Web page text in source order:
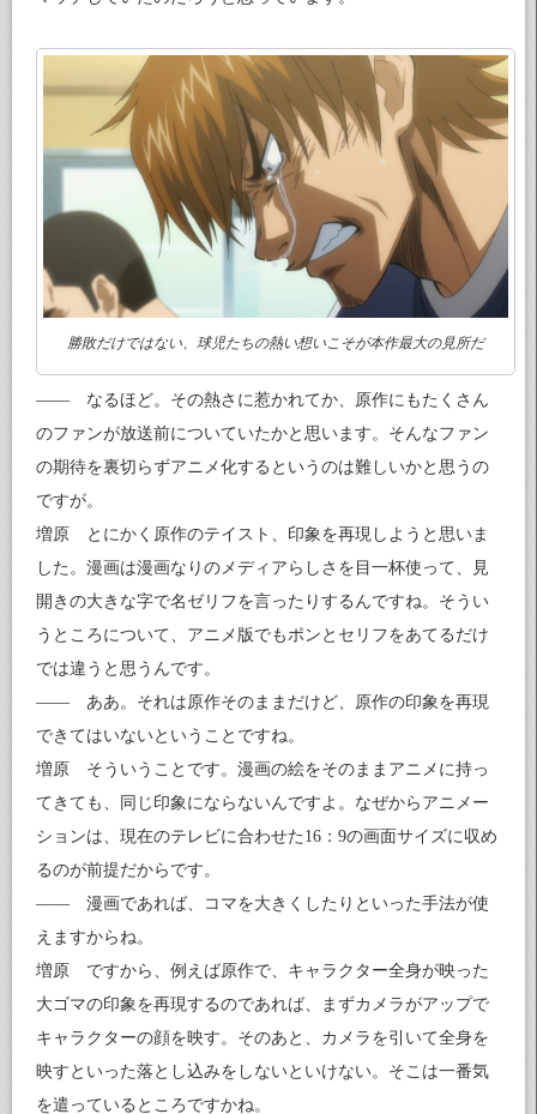
勝敗だけではない、球児たちの熱い想いこそが本作最大の見所だ
—— なるほど。その熱さに惹かれてか、原作にもたくさん
のファンが放送前についていたかと思います。そんなファン
の期待を裏切らずアニメ化するというのは難しいかと思うの
ですが。
増原 とにかく原作のテイスト、印象を再現しようと思いま
した。漫画は漫画なりのメディアらしさを目一杯使って、見
開きの大きな字で名ゼリフを言ったりするんですね。そうい
うところについて、アニメ版でもポンとセリフをあてるだけ
では違うと思うんです。
—— ああ。それは原作そのままだけど、原作の印象を再現
できてはいないということですね。
増原 そういうことです。漫画の絵をそのままアニメに持っ
てきても、同じ印象にならないんですよ。なぜからアニメー
ションは、現在のテレビに合わせた16：9の画面サイズに収め
るのが前提だからです。
—— 漫画であれば、コマを大きくしたりといった手法が使
えますからね。
増原 ですから、例えば原作で、キャラクター全身が映った
大ゴマの印象を再現するのであれば、まずカメラがアップで
キャラクターの顔を映す。そのあと、カメラを引いて全身を
映すといった落とし込みをしないといけない。そこは一番気
を遣っているところですかね。